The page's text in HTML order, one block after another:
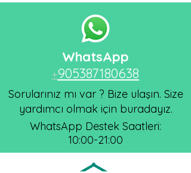
WhatsApp
+905387180638
Sorularınız mı var ? Bize ulaşın. Size
yardımcı olmak için buradayız.
WhatsApp Destek Saatleri:
10:00-21:00